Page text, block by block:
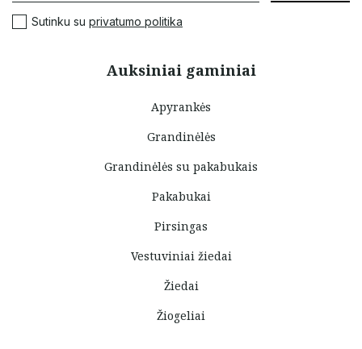
Auksiniai gaminiai
Apyrankės
Grandinėlės
Grandinėlės su pakabukais
Pakabukai
Pirsingas
Vestuviniai žiedai
Žiedai
Žiogeliai
Sutinku su privatumo politika